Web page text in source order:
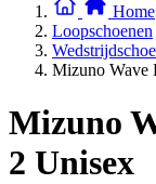
Home
Loopschoenen
Mizuno Wave
Mizuno
2 Unisex